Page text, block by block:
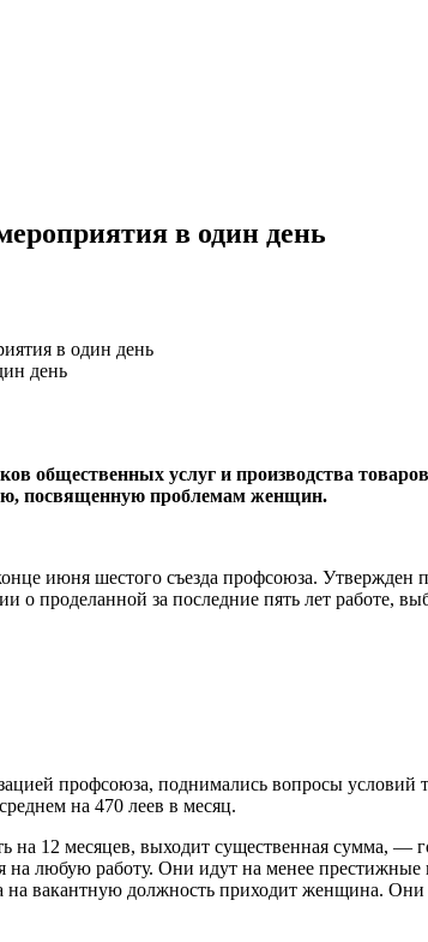
в один день
в один день
общественных услуг и производства
посвящен­ную проблемам женщин.
июня шестого съезда профсоюза. Утвержден
о проделанной за последние пять лет рабо­те,
профсоюза, поднима­лись вопросы
на 470 леев в месяц.
на 12 месяцев, выходит су­щественная сумма,
на любую работу. Они идут на менее
на вакантную должность приходит женщина.